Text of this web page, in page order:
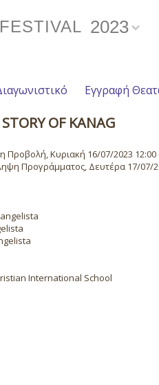
2023
Εγγραφή
OF KANAG
Προβολή, Κυριακή 16/07/2023 12:00
Προγράμματος, Δευτέρα 17/07/
International School